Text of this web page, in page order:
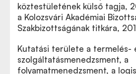
köztestületének külső tagja,
a Kolozsvári Akadémiai
Szakbizottságának titkára,
Kutatási területe a termelés-
szolgáltatásmenedzsment, a
folyamatmenedzsment, a